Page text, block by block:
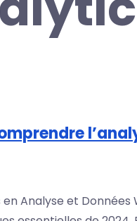
en Analyse et